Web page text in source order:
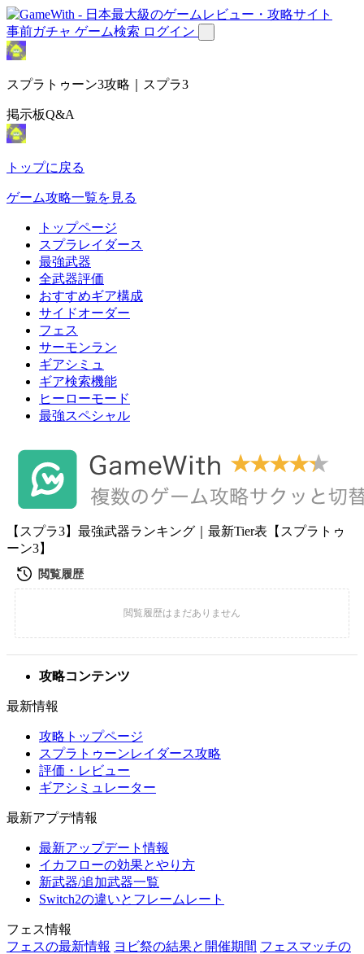
事前ガチャ ゲーム検索 ログイン
スプラトゥーン3攻略｜スプラ3
掲示板Q&A
トップに戻る
ゲーム攻略一覧を見る
トップページ
スプラレイダース
最強武器
全武器評価
おすすめギア構成
サイドオーダー
フェス
サーモンラン
ギアシミュ
ギア検索機能
ヒーローモード
最強スペシャル
【スプラ3】最強武器ランキング｜最新Tier表【スプラトゥ
ーン3】
攻略コンテンツ
最新情報
攻略トップページ
スプラトゥーンレイダース攻略
評価・レビュー
ギアシミュレーター
最新アプデ情報
最新アップデート情報
イカフローの効果とやり方
新武器/追加武器一覧
Switch2の違いとフレームレート
フェス情報
フェスの最新情報 ヨビ祭の結果と開催期間 フェスマッチの